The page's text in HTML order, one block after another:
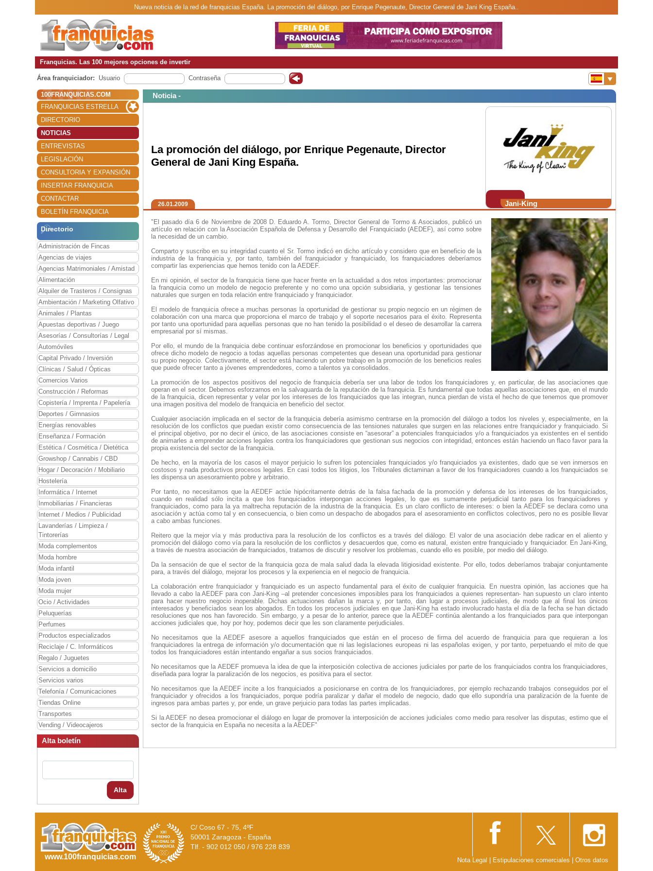
Nueva noticia de la red de franquicias España. La promoción del diálogo, por Enrique Pegenaute, Director General de Jani King España..
Franquicias. Las 100 mejores opciones de invertir
Área franquiciador: Usuario Contraseña
100FRANQUICIAS.COM
FRANQUICIAS ESTRELLA
DIRECTORIO
NOTICIAS
ENTREVISTAS
LEGISLACIÓN
CONSULTORIA Y EXPANSIÓN
INSERTAR FRANQUICIA
CONTACTAR
BOLETÍN FRANQUICIA
Directorio
Administración de Fincas
Agencias de viajes
Agencias Matrimoniales / Amistad
Alimentación
Alquiler de Trasteros / Consignas
Ambientación / Marketing Olfativo
Animales / Plantas
Apuestas deportivas / Juego
Asesorías / Consultorías / Legal
Automóviles
Capital Privado / Inversión
Clínicas / Salud / Ópticas
Comercios Varios
Construcción / Reformas
Copistería / Imprenta / Papelería
Deportes / Gimnasios
Energías renovables
Enseñanza / Formación
Estética / Cosmética / Dietética
Growshop / Cannabis / CBD
Hogar / Decoración / Mobiliario
Hostelería
Informática / Internet
Inmobiliarias / Financieras
Internet / Medios / Publicidad
Lavanderías / Limpieza /
Tintorerías
Moda complementos
Moda hombre
Moda infantil
Moda joven
Moda mujer
Ocio / Actividades
Peluquerías
Perfumes
Productos especializados
Reciclaje / C. Informáticos
Regalo / Juguetes
Servicios a domicilio
Servicios varios
Telefonía / Comunicaciones
Tiendas Online
Transportes
Vending / Videocajeros
Alta boletín
Alta
Noticia -
Jani-King
La promoción del diálogo, por Enrique Pegenaute, Director
General de Jani King España.
26.01.2009
"El pasado día 6 de Noviembre de 2008 D. Eduardo A. Tormo, Director General de Tormo & Asociados, publicó un
artículo en relación con la Asociación Española de Defensa y Desarrollo del Franquiciado (AEDEF), así como sobre
la necesidad de un cambio.
Comparto y suscribo en su integridad cuanto el Sr. Tormo indicó en dicho artículo y considero que en beneficio de la
industria de la franquicia y, por tanto, también del franquiciador y franquiciado, los franquiciadores deberíamos
compartir las experiencias que hemos tenido con la AEDEF.
En mi opinión, el sector de la franquicia tiene que hacer frente en la actualidad a dos retos importantes: promocionar
la franquicia como un modelo de negocio preferente y no como una opción subsidiaria, y gestionar las tensiones
naturales que surgen en toda relación entre franquiciado y franquiciador.
El modelo de franquicia ofrece a muchas personas la oportunidad de gestionar su propio negocio en un régimen de
colaboración con una marca que proporciona el marco de trabajo y el soporte necesarios para el éxito. Representa
por tanto una oportunidad para aquellas personas que no han tenido la posibilidad o el deseo de desarrollar la carrera
empresarial por sí mismas.
Por ello, el mundo de la franquicia debe continuar esforzándose en promocionar los beneficios y oportunidades que
ofrece dicho modelo de negocio a todas aquellas personas competentes que desean una oportunidad para gestionar
su propio negocio. Colectivamente, el sector está haciendo un pobre trabajo en la promoción de los beneficios reales
que puede ofrecer tanto a jóvenes emprendedores, como a talentos ya consolidados.
La promoción de los aspectos positivos del negocio de franquicia debería ser una labor de todos los franquiciadores y, en particular, de las asociaciones que
operan en el sector. Debemos esforzarnos en la salvaguarda de la reputación de la franquicia. Es fundamental que todas aquellas asociaciones que, en el mundo
de la franquicia, dicen representar y velar por los intereses de los franquiciados que las integran, nunca pierdan de vista el hecho de que tenemos que promover
una imagen positiva del modelo de franquicia en beneficio del sector.
Cualquier asociación implicada en el sector de la franquicia debería asimismo centrarse en la promoción del diálogo a todos los niveles y, especialmente, en la
resolución de los conflictos que puedan existir como consecuencia de las tensiones naturales que surgen en las relaciones entre franquiciador y franquiciado. Si
el principal objetivo, por no decir el único, de las asociaciones consiste en “asesorar” a potenciales franquiciados y/o a franquiciados ya existentes en el sentido
de animarles a emprender acciones legales contra los franquiciadores que gestionan sus negocios con integridad, entonces están haciendo un flaco favor para la
propia existencia del sector de la franquicia.
De hecho, en la mayoría de los casos el mayor perjuicio lo sufren los potenciales franquiciados y/o franquiciados ya existentes, dado que se ven inmersos en
costosos y nada productivos procesos legales. En casi todos los litigios, los Tribunales dictaminan a favor de los franquiciadores cuando a los franquiciados se
les dispensa un asesoramiento pobre y arbitrario.
Por tanto, no necesitamos que la AEDEF actúe hipócritamente detrás de la falsa fachada de la promoción y defensa de los intereses de los franquiciados,
cuando en realidad sólo incita a que los franquiciados interpongan acciones legales, lo que es sumamente perjudicial tanto para los franquiciadores y
franquiciados, como para la ya maltrecha reputación de la industria de la franquicia. Es un claro conflicto de intereses: o bien la AEDEF se declara como una
asociación y actúa como tal y en consecuencia, o bien como un despacho de abogados para el asesoramiento en conflictos colectivos, pero no es posible llevar
a cabo ambas funciones.
Reitero que la mejor vía y más productiva para la resolución de los conflictos es a través del diálogo. El valor de una asociación debe radicar en el aliento y
promoción del diálogo como vía para la resolución de los conflictos y desacuerdos que, como es natural, existen entre franquiciado y franquiciador. En Jani-King,
a través de nuestra asociación de franquiciados, tratamos de discutir y resolver los problemas, cuando ello es posible, por medio del diálogo.
Da la sensación de que el sector de la franquicia goza de mala salud dada la elevada litigiosidad existente. Por ello, todos deberíamos trabajar conjuntamente
para, a través del diálogo, mejorar los procesos y la experiencia en el negocio de franquicia.
La colaboración entre franquiciador y franquiciado es un aspecto fundamental para el éxito de cualquier franquicia. En nuestra opinión, las acciones que ha
llevado a cabo la AEDEF para con Jani-King –al pretender concesiones imposibles para los franquiciados a quienes representan- han supuesto un claro intento
para hacer nuestro negocio inoperable. Dichas actuaciones dañan la marca y, por tanto, dan lugar a procesos judiciales, de modo que al final los únicos
interesados y beneficiados sean los abogados. En todos los procesos judiciales en que Jani-King ha estado involucrado hasta el día de la fecha se han dictado
resoluciones que nos han favorecido. Sin embargo, y a pesar de lo anterior, parece que la AEDEF continúa alentando a los franquiciados para que interpongan
acciones judiciales que, hoy por hoy, podemos decir que les son claramente perjudiciales.
No necesitamos que la AEDEF asesore a aquellos franquiciados que están en el proceso de firma del acuerdo de franquicia para que requieran a los
franquiciadores la entrega de información y/o documentación que ni las legislaciones europeas ni las españolas exigen, y por tanto, perpetuando el mito de que
todos los franquiciadores están intentando engañar a sus socios franquiciados.
No necesitamos que la AEDEF promueva la idea de que la interposición colectiva de acciones judiciales por parte de los franquiciados contra los franquiciadores,
diseñada para lograr la paralización de los negocios, es positiva para el sector.
No necesitamos que la AEDEF incite a los franquiciados a posicionarse en contra de los franquiciadores, por ejemplo rechazando trabajos conseguidos por el
franquiciador y ofrecidos a los franquiciados, porque podría paralizar y dañar el modelo de negocio, dado que ello supondría una paralización de la fuente de
ingresos para ambas partes y, por ende, un grave perjuicio para todas las partes implicadas.
Si la AEDEF no desea promocionar el diálogo en lugar de promover la interposición de acciones judiciales como medio para resolver las disputas, estimo que el
sector de la franquicia en España no necesita a la AEDEF"
www.100franquicias.com
C/ Coso 67 - 75, 4ºF
50001 Zaragoza - España
Tlf. - 902 012 050 / 976 228 839
Nota Legal Estipulaciones comerciales Otros datos